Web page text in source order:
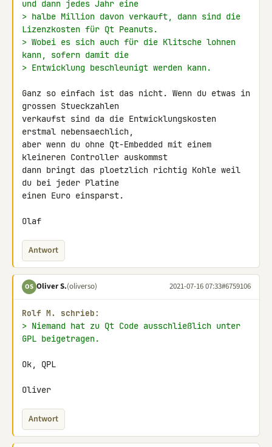
und dann jedes Jahr eine
> halbe Million davon verkauft, dann sind die
Lizenzkosten für Qt Peanuts.
> Wobei es sich auch für die Klitsche lohnen
kann, sofern damit die
> Entwicklung beschleunigt werden kann.
Ganz so einfach ist das nicht. Wenn du etwas in
grossen Stueckzahlen
verkaufst sind da die Entwicklungskosten
erstmal nebensaechlich,
aber wenn du ohne Qt-Embedded mit einem
kleineren Controller auskommst
dann bringt das ploetzlich richtig Kohle weil
du bei jeder Platine
einen Euro einsparst.
Olaf
Antwort
OS Oliver S.(oliverso) 2021-07-16 07:33#6759106
Rolf M. schrieb:
> Niemand hat zu Qt Code ausschließlich unter
GPL beigetragen.
Ok, QPL
Oliver
Antwort